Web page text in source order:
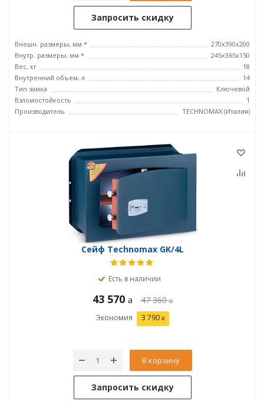
Запросить скидку
Внешн. размеры, мм *
270x390x200
Внутр. размеры, мм *
245х365х150
Вес, кг
18
Внутренний объем, л
14
Тип замка
Ключевой
Взломостойкость
1
Производитель
TECHNOMAX (Италия)
Сейф Technomax GK/4L
Есть в наличии
43 570 47 360
Экономия 3 790
В корзину
Запросить скидку